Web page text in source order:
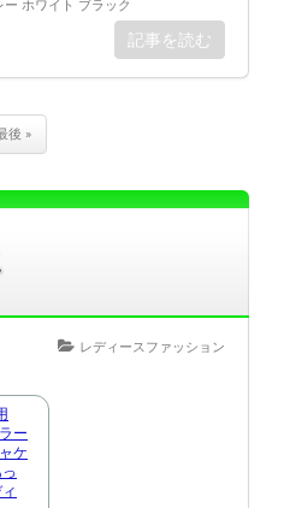
ホワイト ブラック
記事を読む
後 »
レディースファッション
ー
ケ